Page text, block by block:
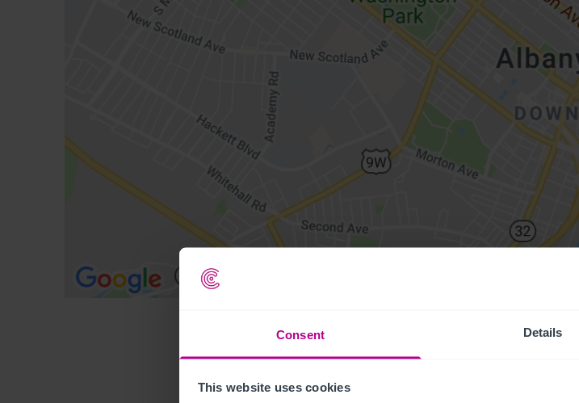
Consent Details
This website uses cookies